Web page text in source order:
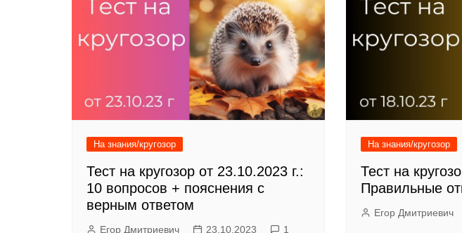
На знания/кругозор
Тест на кругозор от 23.10.2023 г.:
10 вопросов + пояснения с
верным ответом
Егор Дмитриевич 23.10.2023 1
На знания/кругозор
Тест на
Правильные
Егор Дмитриевич